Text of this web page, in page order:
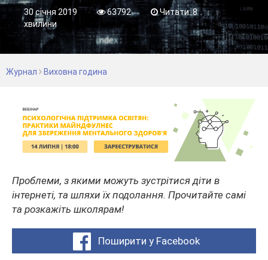
30 січня 2019 63792
Читати: 8
хвилини
Журнал Виховна година
Проблеми, з якими можуть зустрітися діти в
інтернеті, та шляхи їх подолання. Прочитайте самі
та розкажіть школярам!
Поширити у Facebook